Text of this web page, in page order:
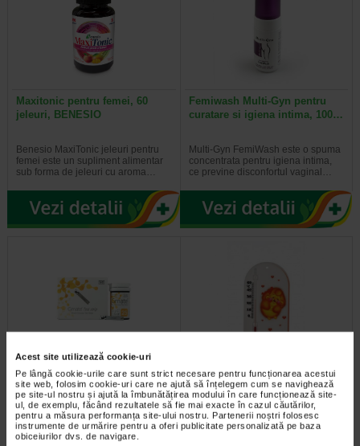
Acest site utilizează cookie-uri
Pe lângă cookie-urile care sunt strict necesare pentru funcționarea acestui
site web, folosim cookie-uri care ne ajută să înțelegem cum se navighează
pe site-ul nostru și ajută la îmbunătățirea modului în care funcționează site-
ul, de exemplu, făcând rezultatele să fie mai exacte în cazul căutărilor,
pentru a măsura performanța site-ului nostru. Partenerii noștri folosesc
instrumente de urmărire pentru a oferi publicitate personalizată pe baza
obiceiurilor dvs. de navigare.
Maxitonic pentru femei, 60
jeleuri, BENESIO
Benesio MaxiTonic jeleuri pentru
femei este un supliment alimentar
sub forma de jeleuri cu aroma…
Femiwash Multi-Gyn pentru
curatare si igiena intima, 100…
Multi-Gyn FemiWash este o spuma
concentrata pentru igiena intima,
ce previne disconfortul vaginal…
Teste glicemie Gmate (25
teste/flacon x 2 flacoane) X…
Solutia de control Gmate® este
utilizata pentru a asigura
functionarea corespunzatoare a…
MINUT Termometru camera
Descriere: Termometrul se
foloseste pentru masurarea